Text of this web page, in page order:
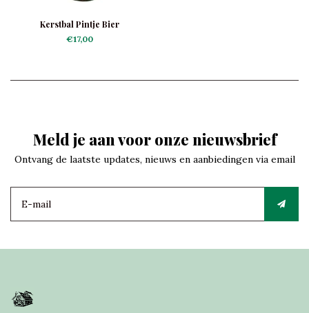
Kerstbal Pintje Bier
€17,00
Meld je aan voor onze nieuwsbrief
Ontvang de laatste updates, nieuws en aanbiedingen via email